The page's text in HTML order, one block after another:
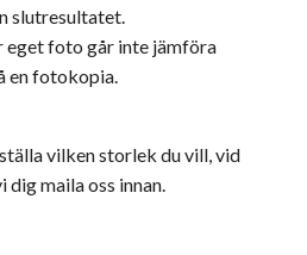
slutresultatet.
eget foto går inte jämföra
en fotokopia.
vilken storlek du vill, vid
maila oss innan.